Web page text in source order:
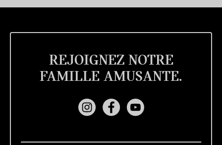
REJOIGNEZ NOTRE
FAMILLE AMUSANTE.